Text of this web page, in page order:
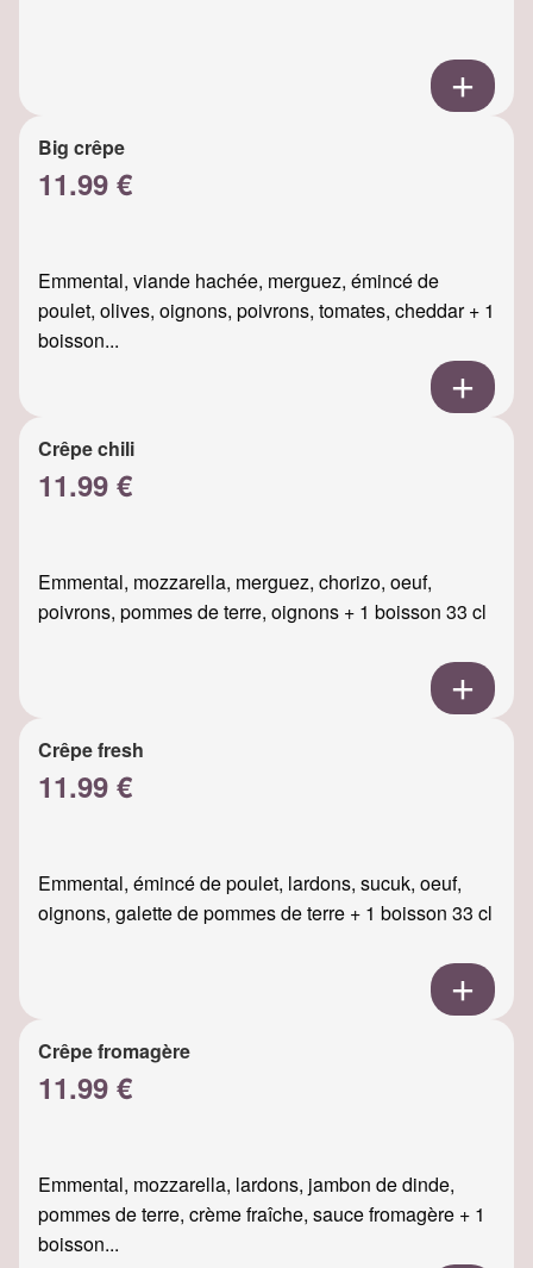
Big crêpe
11.99 €
Emmental, viande hachée, merguez, émincé de
poulet, olives, oignons, poivrons, tomates, cheddar + 1
boisson...
Crêpe chili
11.99 €
Emmental, mozzarella, merguez, chorizo, oeuf,
poivrons, pommes de terre, oignons + 1 boisson 33 cl
Crêpe fresh
11.99 €
Emmental, émincé de poulet, lardons, sucuk, oeuf,
oignons, galette de pommes de terre + 1 boisson 33 cl
Crêpe fromagère
11.99 €
Emmental, mozzarella, lardons, jambon de dinde,
pommes de terre, crème fraîche, sauce fromagère + 1
boisson...